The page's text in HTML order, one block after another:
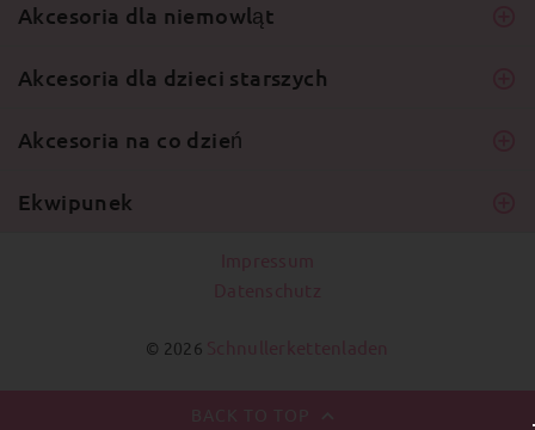
Akcesoria dla niemowląt
Akcesoria dla dzieci starszych
Akcesoria na co dzień
Ekwipunek
© 2026